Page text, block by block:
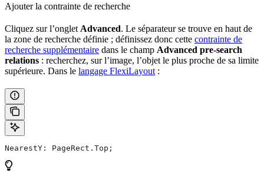
Ajouter la contrainte de recherche
Cliquez sur l’onglet Advanced. Le séparateur se trouve en haut de
la zone de recherche définie ; définissez donc cette contrainte de
recherche supplémentaire dans le champ Advanced pre-search
relations : recherchez, sur l’image, l’objet le plus proche de sa limite
supérieure. Dans le langage FlexiLayout :
NearestY: PageRect.Top;